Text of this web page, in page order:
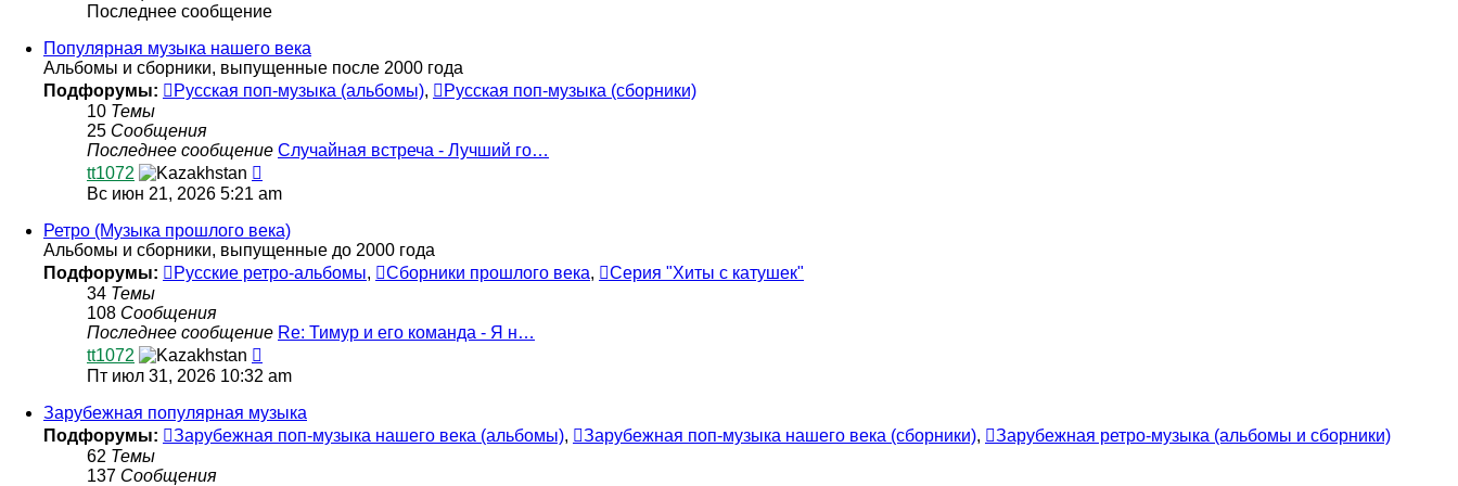
Последнее сообщение
Популярная музыка нашего века
Альбомы и сборники, выпущенные после 2000 года
Подфорумы:
Русская поп-музыка (альбомы),
Русская поп-музыка (сборники)
10 Темы
25 Сообщения
Последнее сообщение Случайная встреча - Лучший го…
tt1072
к
сообщению
Вс июн 21, 2026 5:21 am
Ретро (Музыка прошлого века)
Альбомы и сборники, выпущенные до 2000 года
Подфорумы:
Русские ретро-альбомы, Сборники прошлого века,
Серия "Хиты с катушек"
34 Темы
108 Сообщения
Последнее сообщение Re: Тимур и его команда - Я н…
tt1072
к
сообщению
Пт июл 31, 2026 10:32 am
Зарубежная популярная музыка
Подфорумы:
Зарубежная поп-музыка нашего века (альбомы), Зарубежная поп-музыка нашего века (сборники),
Зарубежная ретро-музыка (альбомы и сборники)
62 Темы
137 Сообщения